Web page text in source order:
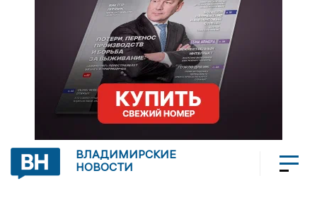
ВЛАДИМИРСКИЕ
НОВОСТИ